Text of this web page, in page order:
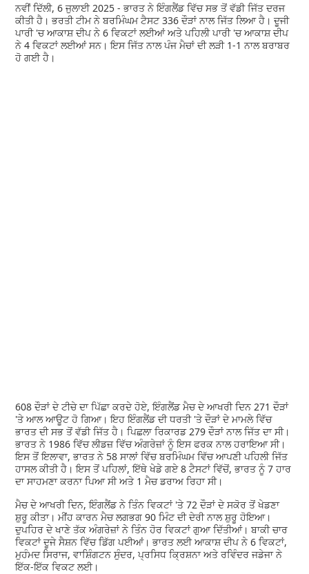
ਨਵੀਂ ਦਿੱਲੀ, 6 ਜੁਲਾਈ 2025 - ਭਾਰਤ ਨੇ ਇੰਗਲੈਂਡ ਵਿੱਚ ਸਭ ਤੋਂ ਵੱਡੀ ਜਿੱਤ ਦਰਜ
ਕੀਤੀ ਹੈ। ਭਰਤੀ ਟੀਮ ਨੇ ਬਰਮਿੰਘਮ ਟੈਸਟ 336 ਦੌੜਾਂ ਨਾਲ ਜਿੱਤ ਲਿਆ ਹੈ। ਦੂਜੀ
ਪਾਰੀ 'ਚ ਆਕਾਸ਼ ਦੀਪ ਨੇ 6 ਵਿਕਟਾਂ ਲਈਆਂ ਅਤੇ ਪਹਿਲੀ ਪਾਰੀ 'ਚ ਆਕਾਸ਼ ਦੀਪ
ਨੇ 4 ਵਿਕਟਾਂ ਲਈਆਂ ਸਨ। ਇਸ ਜਿੱਤ ਨਾਲ ਪੰਜ ਮੈਚਾਂ ਦੀ ਲੜੀ 1-1 ਨਾਲ ਬਰਾਬਰ
ਹੋ ਗਈ ਹੈ।
608 ਦੌੜਾਂ ਦੇ ਟੀਚੇ ਦਾ ਪਿੱਛਾ ਕਰਦੇ ਹੋਏ, ਇੰਗਲੈਂਡ ਮੈਚ ਦੇ ਆਖਰੀ ਦਿਨ 271 ਦੌੜਾਂ
'ਤੇ ਆਲ ਆਊਟ ਹੋ ਗਿਆ। ਇਹ ਇੰਗਲੈਂਡ ਦੀ ਧਰਤੀ 'ਤੇ ਦੌੜਾਂ ਦੇ ਮਾਮਲੇ ਵਿੱਚ
ਭਾਰਤ ਦੀ ਸਭ ਤੋਂ ਵੱਡੀ ਜਿੱਤ ਹੈ। ਪਿਛਲਾ ਰਿਕਾਰਡ 279 ਦੌੜਾਂ ਨਾਲ ਜਿੱਤ ਦਾ ਸੀ।
ਭਾਰਤ ਨੇ 1986 ਵਿੱਚ ਲੀਡਜ਼ ਵਿੱਚ ਅੰਗਰੇਜ਼ਾਂ ਨੂੰ ਇਸ ਫਰਕ ਨਾਲ ਹਰਾਇਆ ਸੀ।
ਇਸ ਤੋਂ ਇਲਾਵਾ, ਭਾਰਤ ਨੇ 58 ਸਾਲਾਂ ਵਿੱਚ ਬਰਮਿੰਘਮ ਵਿੱਚ ਆਪਣੀ ਪਹਿਲੀ ਜਿੱਤ
ਹਾਸਲ ਕੀਤੀ ਹੈ। ਇਸ ਤੋਂ ਪਹਿਲਾਂ, ਇੱਥੇ ਖੇਡੇ ਗਏ 8 ਟੈਸਟਾਂ ਵਿੱਚੋਂ, ਭਾਰਤ ਨੂੰ 7 ਹਾਰ
ਦਾ ਸਾਹਮਣਾ ਕਰਨਾ ਪਿਆ ਸੀ ਅਤੇ 1 ਮੈਚ ਡਰਾਅ ਰਿਹਾ ਸੀ।
ਮੈਚ ਦੇ ਆਖਰੀ ਦਿਨ, ਇੰਗਲੈਂਡ ਨੇ ਤਿੰਨ ਵਿਕਟਾਂ 'ਤੇ 72 ਦੌੜਾਂ ਦੇ ਸਕੋਰ ਤੋਂ ਖੇਡਣਾ
ਸ਼ੁਰੂ ਕੀਤਾ। ਮੀਂਹ ਕਾਰਨ ਮੈਚ ਲਗਭਗ 90 ਮਿੰਟ ਦੀ ਦੇਰੀ ਨਾਲ ਸ਼ੁਰੂ ਹੋਇਆ।
ਦੁਪਹਿਰ ਦੇ ਖਾਣੇ ਤੱਕ ਅੰਗਰੇਜ਼ਾਂ ਨੇ ਤਿੰਨ ਹੋਰ ਵਿਕਟਾਂ ਗੁਆ ਦਿੱਤੀਆਂ। ਬਾਕੀ ਚਾਰ
ਵਿਕਟਾਂ ਦੂਜੇ ਸੈਸ਼ਨ ਵਿੱਚ ਡਿੱਗ ਪਈਆਂ। ਭਾਰਤ ਲਈ ਆਕਾਸ਼ ਦੀਪ ਨੇ 6 ਵਿਕਟਾਂ,
ਮੁਹੰਮਦ ਸਿਰਾਜ, ਵਾਸ਼ਿੰਗਟਨ ਸੁੰਦਰ, ਪ੍ਰਸਿਧ ਕ੍ਰਿਸ਼ਨਾ ਅਤੇ ਰਵਿੰਦਰ ਜਡੇਜਾ ਨੇ
ਇੱਕ-ਇੱਕ ਵਿਕਟ ਲਈ।